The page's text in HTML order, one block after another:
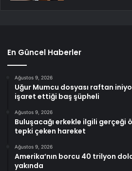
En Güncel Haberler
Ağustos 9, 2026
Uğur Mumcu dosyası raftan
işaret ettiği baş şüpheli
Ağustos 9, 2026
Buluşacağı erkekle ilgili gerçeği
tepki çeken hareket
Ağustos 9, 2026
Amerika’nın borcu 40 trilyon
yakında